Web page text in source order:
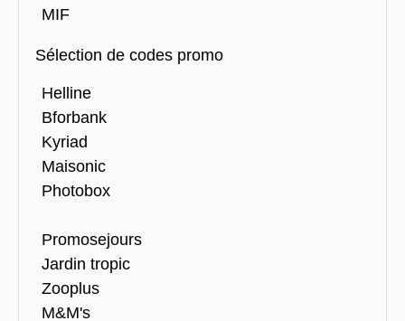
MIF
Sélection de codes promo
Helline
Bforbank
Kyriad
Maisonic
Photobox
Promosejours
Jardin tropic
Zooplus
M&M's